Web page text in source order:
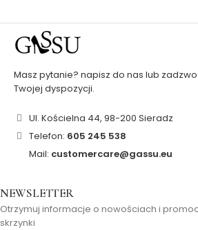
Masz pytanie? napisz do nas lub
Twojej dyspozycji.
Ul. Kościelna 44, 98-200 Sieradz
Telefon: 605 245 538
Mail: customercare@gassu.eu
NEWSLETTER
Otrzymuj informacje o nowościach i
skrzynki